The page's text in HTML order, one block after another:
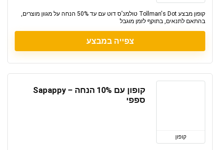
קופון מבצע Tollman's Dot טולמנ'ס דוט עם עד 50% הנחה על מגוון מוצרים,
בהתאם לתנאים, בתוקף לזמן מוגבל
צפייה במבצע
קופון
קופון עם 10% הנחה – Sapappy
ספפי